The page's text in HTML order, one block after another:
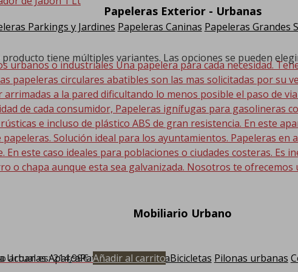
Papeleras Exterior - Urbanas
Parkings y Jardines Papeleras Caninas Papeleras Grandes
urbanos o industriales Una papelera para cada necesidad.
papeleras circulares abatibles son las mas solicitadas por su
a la pared dificultando lo menos posible el paso de
de cada consumidor, Papeleras ignífugas para gasolineras
e incluso de plástico ABS de gran resistencia. En este
Solución ideal para los ayuntamientos. Papeleras en
este caso ideales para poblaciones o ciudades costeras. Es
o chapa aunque esta sea galvanizada. Nosotros te
Mobiliario Urbano
UrbanasAparcaPatinetes y AparacaBicicletas Pilonas urbanas
producto tiene múltiples variantes. Las opciones se pueden
actual es: 214,99€.Añadir al carrito